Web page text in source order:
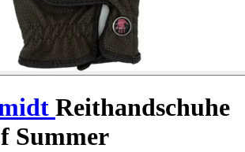
Reithandschuhe
Summer